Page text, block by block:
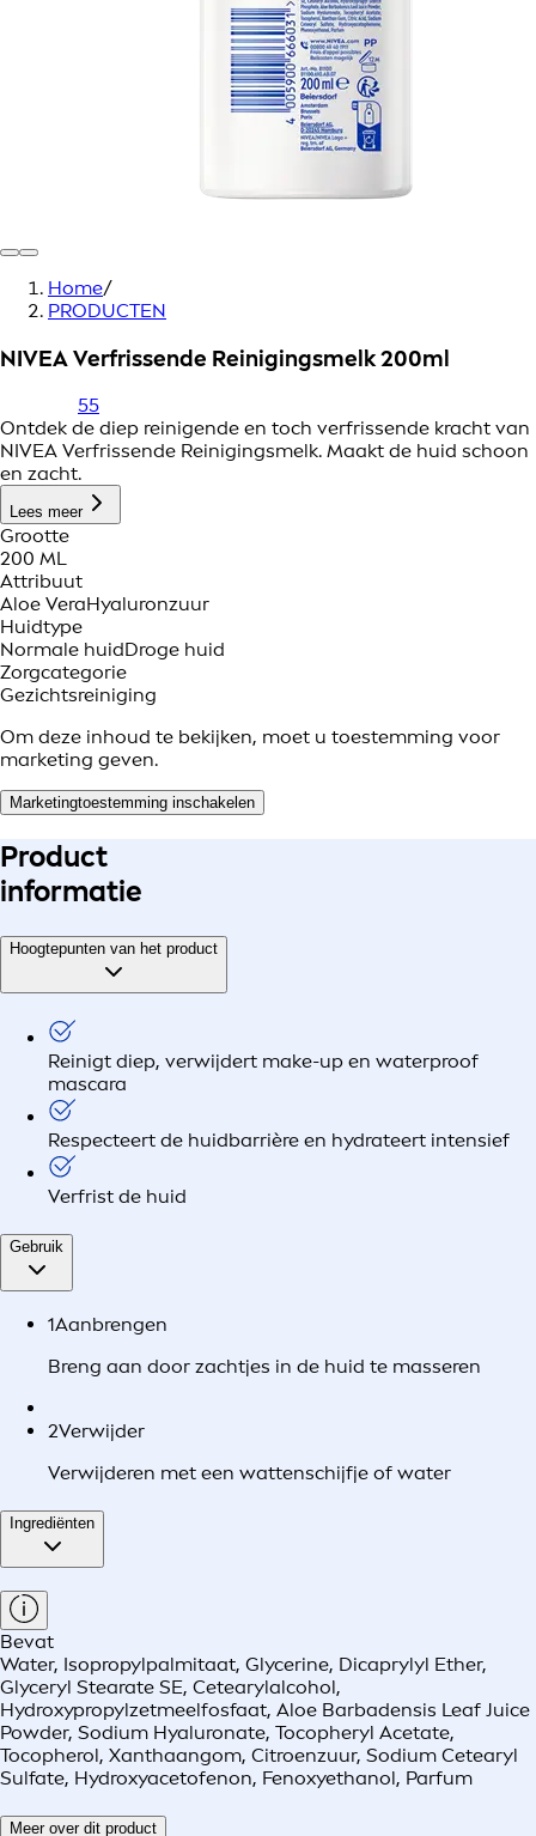
Home/
PRODUCTEN
NIVEA Verfrissende Reinigingsmelk 200ml
55
Ontdek de diep reinigende en toch verfrissende kracht van
NIVEA Verfrissende Reinigingsmelk. Maakt de huid schoon
en zacht.
Lees meer
Grootte
200 ML
Attribuut
Aloe VeraHyaluronzuur
Huidtype
Normale huidDroge huid
Zorgcategorie
Gezichtsreiniging
Om deze inhoud te bekijken, moet u toestemming voor
marketing geven.
Marketingtoestemming inschakelen
Product
informatie
Hoogtepunten van het product
Reinigt diep, verwijdert make-up en waterproof
mascara
Respecteert de huidbarrière en hydrateert intensief
Verfrist de huid
Gebruik
1Aanbrengen
Breng aan door zachtjes in de huid te masseren
2Verwijder
Verwijderen met een wattenschijfje of water
Ingrediënten
Bevat
Water, Isopropylpalmitaat, Glycerine, Dicaprylyl Ether,
Glyceryl Stearate SE, Cetearylalcohol,
Hydroxypropylzetmeelfosfaat, Aloe Barbadensis Leaf Juice
Powder, Sodium Hyaluronate, Tocopheryl Acetate,
Tocopherol, Xanthaangom, Citroenzuur, Sodium Cetearyl
Sulfate, Hydroxyacetofenon, Fenoxyethanol, Parfum
Meer over dit product